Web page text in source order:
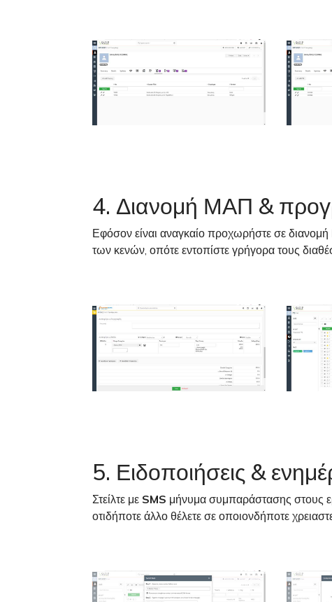
4. Διανομή ΜΑΠ &
Εφόσον είναι αναγκαίο προχωρήστε σε
των κενών, οπότε εντοπίστε γρήγορα τους
5. Ειδοποιήσεις &
Στείλτε με SMS μήνυμα συμπαράστασης στους
οτιδήποτε άλλο θέλετε σε οποιονδήποτε